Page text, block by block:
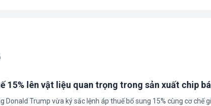
15% lên vật liệu quan trọng trong sản xuất chip
Donald Trump vừa ký sắc lệnh áp thuế bổ sung 15% cùng cơ chế